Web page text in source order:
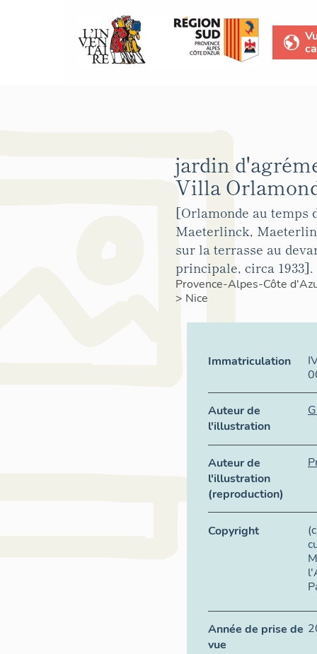
jardin
Villa
[Orlamonde au temps
Maeterlinck,
sur la terrasse au
principale, circa 1933].
Provence-Alpes-Côte
> Nice
Immatriculation
Auteur de
l'illustration
Auteur de
l'illustration
(reproduction)
Copyright
Année de prise de
vue